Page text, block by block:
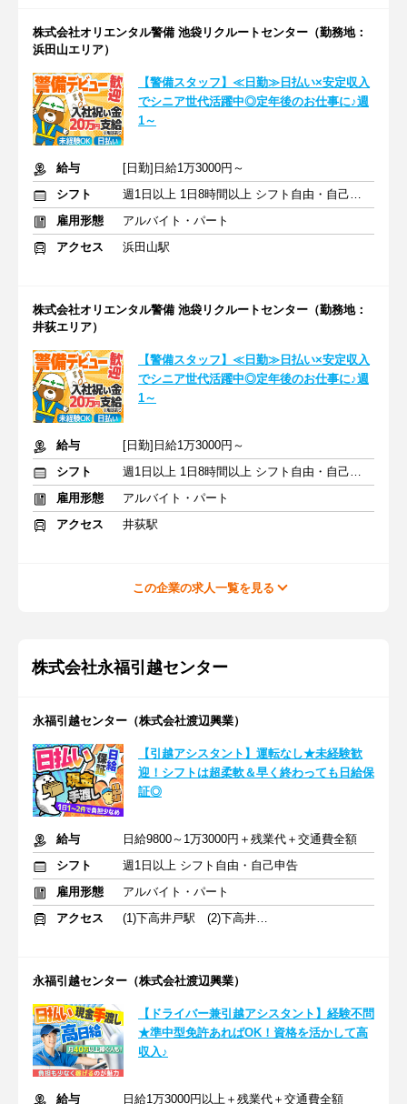
株式会社オリエンタル警備 池袋リクルートセンター（勤務地：
浜田山エリア）
【警備スタッフ】≪日勤≫日払い×安定収入
でシニア世代活躍中◎定年後のお仕事に♪週
1～
給与
[日勤]日給1万3000円～
シフト
週1日以上 1日8時間以上 シフト自由・自己申告
雇用形態
アルバイト・パート
アクセス
浜田山駅
株式会社オリエンタル警備 池袋リクルートセンター（勤務地：
井荻エリア）
【警備スタッフ】≪日勤≫日払い×安定収入
でシニア世代活躍中◎定年後のお仕事に♪週
1～
給与
[日勤]日給1万3000円～
シフト
週1日以上 1日8時間以上 シフト自由・自己申告
雇用形態
アルバイト・パート
アクセス
井荻駅
この企業の求人一覧を見る
株式会社永福引越センター
永福引越センター（株式会社渡辺興業）
【引越アシスタント】運転なし★未経験歓
迎！シフトは超柔軟＆早く終わっても日給保
証◎
給与
日給9800～1万3000円＋残業代＋交通費全額
シフト
週1日以上 シフト自由・自己申告
雇用形態
アルバイト・パート
アクセス
(1)下高井戸駅 (2)下高井戸駅
永福引越センター（株式会社渡辺興業）
【ドライバー兼引越アシスタント】経験不問
★準中型免許あればOK！資格を活かして高
収入♪
給与 日給1万3000円以上＋残業代＋交通費全額